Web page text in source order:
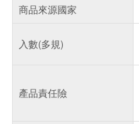
商品來源國家
入數(多規)
產品責任險